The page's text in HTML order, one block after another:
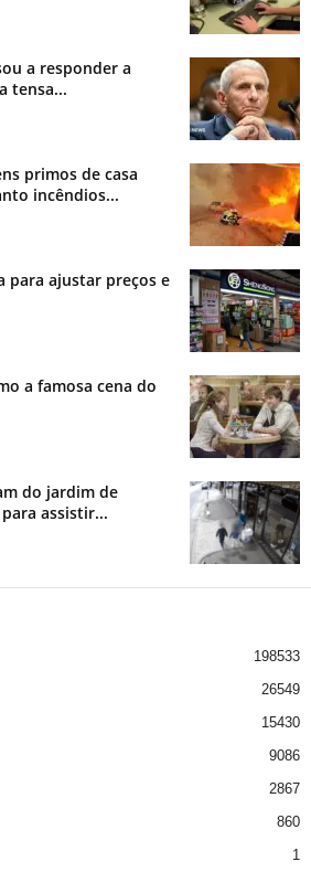
a responder a
tensa...
primos de casa
incêndios...
para ajustar preços e
a famosa cena do
do jardim de
assistir...
198533
26549
15430
9086
2867
860
1